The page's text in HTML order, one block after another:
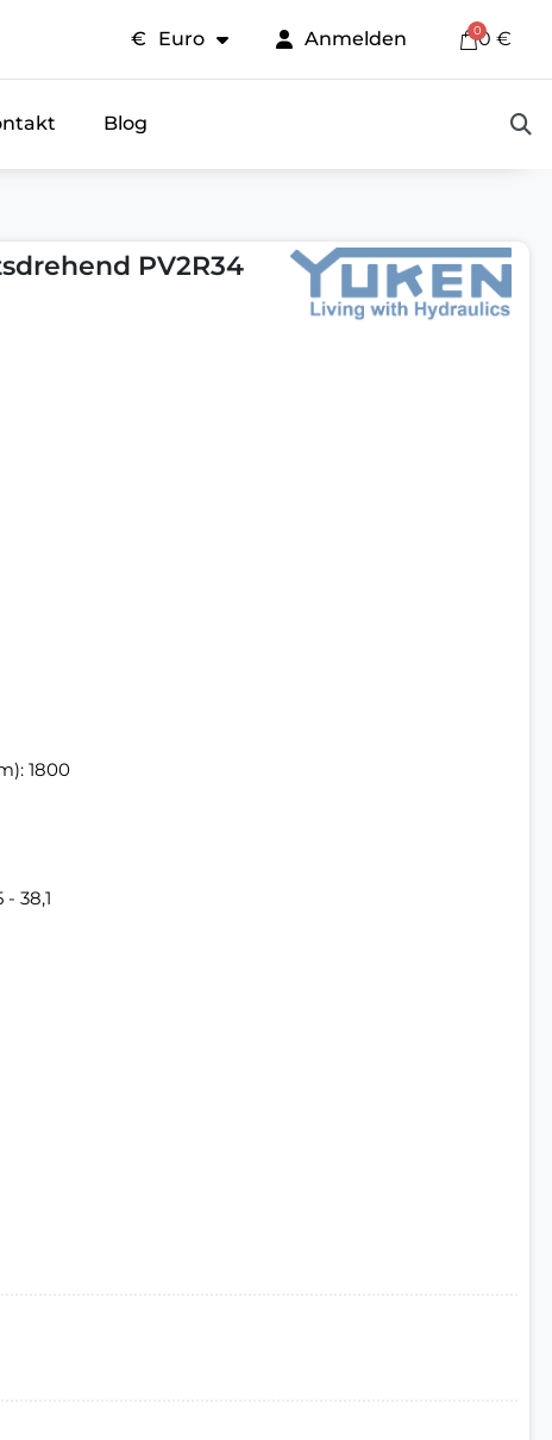
€ Euro Anmelden 0 €
Blog
PV2R34
1800
38,1